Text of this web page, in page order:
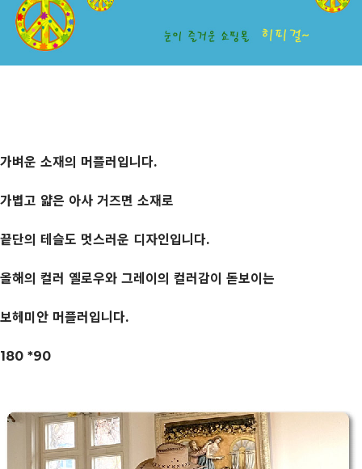
가벼운 소재의 머플러입니다.
가볍고 얇은 아사 거즈면 소재로
끝단의 테슬도 멋스러운 디자인입니다.
올해의 컬러 옐로우와 그레이의 컬러감이 돋보이는
보헤미안 머플러입니다.
180 *90